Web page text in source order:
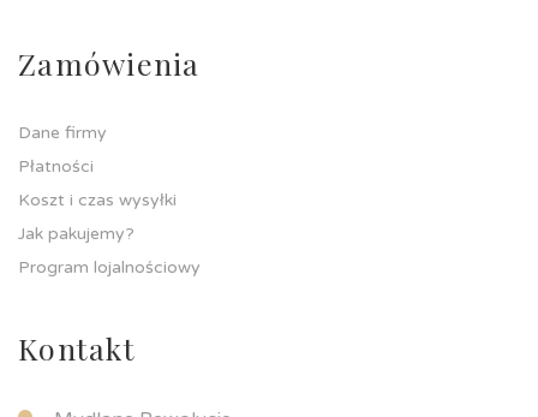
Zamówienia
Dane firmy
Płatności
Koszt i czas wysyłki
Jak pakujemy?
Program lojalnościowy
Kontakt